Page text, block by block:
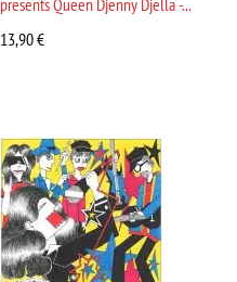
presents Queen Djenny Djella -...
13,90€